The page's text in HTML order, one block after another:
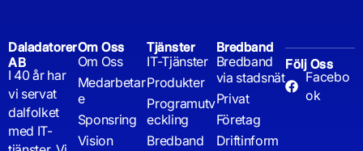
Daladatorer
AB
I 40 år har
vi servat
dalfolket
med IT-
Om Oss
Om Oss
Medarbetar
e
Sponsring
Vision
Tjänster
IT-Tjänster
Produkter
Programutv
eckling
Bredband
Bredband
Bredband
via stadsnät
Privat
Företag
Driftinform
Följ Oss
Facebo
ok